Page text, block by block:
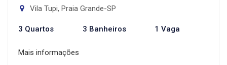
Vila Tupi, Praia Grande-SP
3 Quartos 3 Banheiros 1 Vaga
Mais informações